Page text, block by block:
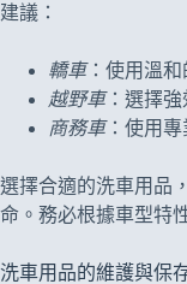
建議：
轎車：使用溫
越野車：選擇強
商務車：使用專
選擇合適的洗車用品
命。務必根據車型特
洗車用品的維護與保